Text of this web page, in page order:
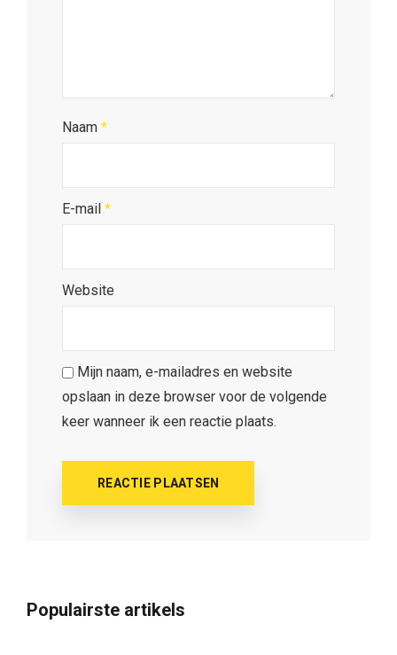
Naam *
E-mail *
Website
Mijn naam, e-mailadres en website
opslaan in deze browser voor de volgende
keer wanneer ik een reactie plaats.
Populairste artikels